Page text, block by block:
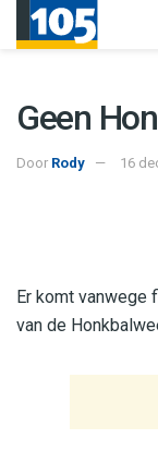
Geen
Door Rody 16
Er komt vanwege
van de